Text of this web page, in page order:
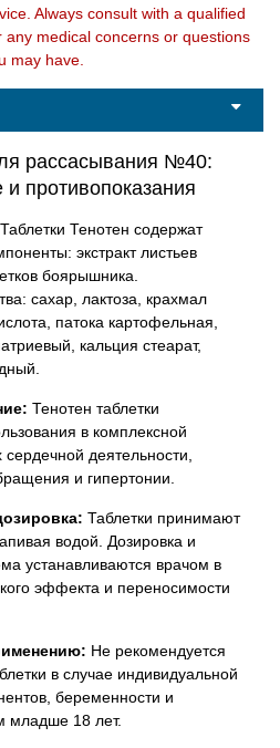
Always consult with a qualified
medical concerns or questions
may have.
рассасывания №40:
противопоказания
Таблетки Тенотен содержат
экстракт листьев
боярышника.
сахар, лактоза, крахмал
патока картофельная,
кальция стеарат,
Тенотен таблетки
в комплексной
деятельности,
и гипертонии.
Таблетки принимают
водой. Дозировка и
устанавливаются врачом в
эффекта и переносимости
Не рекомендуется
в случае индивидуальной
беременности и
младше 18 лет.